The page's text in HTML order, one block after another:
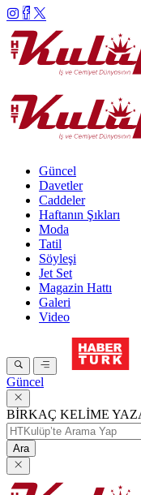
Güncel
Davetler
Caddeler
Haftanın Şıkları
Moda
Tatil
Söyleşi
Jet Set
Magazin Hattı
Galeri
Video
Güncel
BİRKAÇ KELİME
Ara